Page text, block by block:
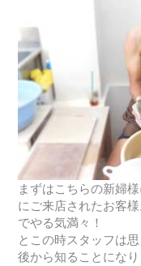
まずはこちらの新婦
にご来店されたお客
でやる気満々！
とこの時スタッフは
後から知ることになり